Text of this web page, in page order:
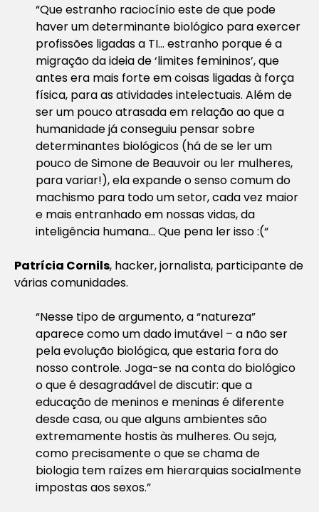
“Que estranho raciocínio este de que pode
haver um determinante biológico para exercer
profissões ligadas a TI… estranho porque é a
migração da ideia de ‘limites femininos’, que
antes era mais forte em coisas ligadas à força
física, para as atividades intelectuais. Além de
ser um pouco atrasada em relação ao que a
humanidade já conseguiu pensar sobre
determinantes biológicos (há de se ler um
pouco de Simone de Beauvoir ou ler mulheres,
para variar!), ela expande o senso comum do
machismo para todo um setor, cada vez maior
e mais entranhado em nossas vidas, da
inteligência humana… Que pena ler isso :(“
Patrícia Cornils, hacker, jornalista, participante de
várias comunidades.
“Nesse tipo de argumento, a “natureza”
aparece como um dado imutável – a não ser
pela evolução biológica, que estaria fora do
nosso controle. Joga-se na conta do biológico
o que é desagradável de discutir: que a
educação de meninos e meninas é diferente
desde casa, ou que alguns ambientes são
extremamente hostis às mulheres. Ou seja,
como precisamente o que se chama de
biologia tem raízes em hierarquias socialmente
impostas aos sexos.”